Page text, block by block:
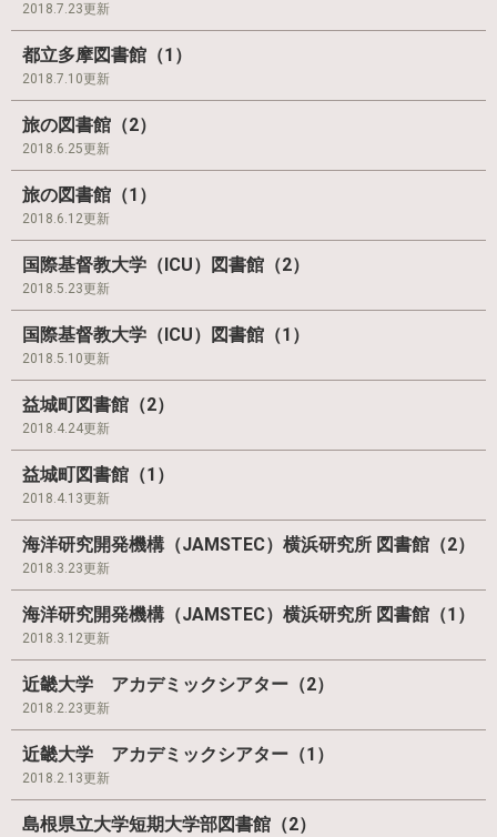
2018.7.23更新
都立多摩図書館（1）
2018.7.10更新
旅の図書館（2）
2018.6.25更新
旅の図書館（1）
2018.6.12更新
国際基督教大学（ICU）図書館（2）
2018.5.23更新
国際基督教大学（ICU）図書館（1）
2018.5.10更新
益城町図書館（2）
2018.4.24更新
益城町図書館（1）
2018.4.13更新
海洋研究開発機構（JAMSTEC）横浜研究所 図書館（2）
2018.3.23更新
海洋研究開発機構（JAMSTEC）横浜研究所 図書館（1）
2018.3.12更新
近畿大学 アカデミックシアター（2）
2018.2.23更新
近畿大学 アカデミックシアター（1）
2018.2.13更新
島根県立大学短期大学部図書館（2）